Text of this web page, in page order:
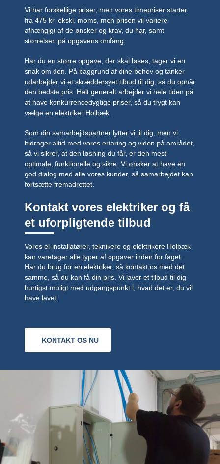
Vi har forskellige priser, men vores timepriser starter
fra 475 kr. ekskl. moms, men prisen vil variere
afhængigt af de ønsker og krav, du har, samt
størrelsen på opgavens omfang.
Har du en større opgave, der skal løses, tager vi en
snak om den. På baggrund af dine behov og tanker
udarbejder vi et skræddersyet tilbud til dig, så du opnår
den bedste pris. Helt generelt arbejder vi hele tiden på
at have konkurrencedygtige priser, så du trygt kan
vælge en elektriker Holbæk.
Som din samarbejdspartner lytter vi til dig, men vi
bidrager altid med vores erfaring og viden på området,
så vi sikrer, at den løsning du får, er den mest
optimale, funktionelle og sikre. Vi ønsker at have en
god dialog med alle vores kunder, så samarbejdet kan
fortsætte fremadrettet.
Kontakt vores elektriker og få
et uforpligtende tilbud
Vores el-installatører, teknikere og elektrikere Holbæk
kan varetager alle typer af opgaver inden for faget.
Har du brug for en elektriker, så kontakt os med det
samme, så du kan få din pris. Vi laver et tilbud til dig
hurtigst muligt med udgangspunkt i, hvad det er, du vil
have lavet.
KONTAKT OS NU